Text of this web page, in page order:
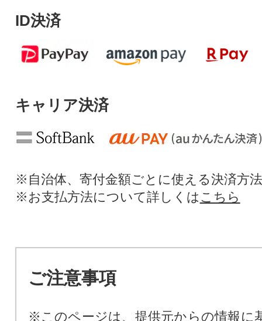
ID決済
キャリア決済
※自治体、寄付金額ごとに使える決済方
※お支払方法について詳しくは こちら
ご注意事項
※このページは、提供元からの情報に